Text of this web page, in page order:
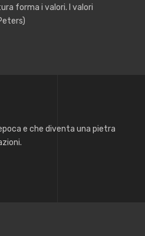
forma i valori. I valori
e che diventa una pietra